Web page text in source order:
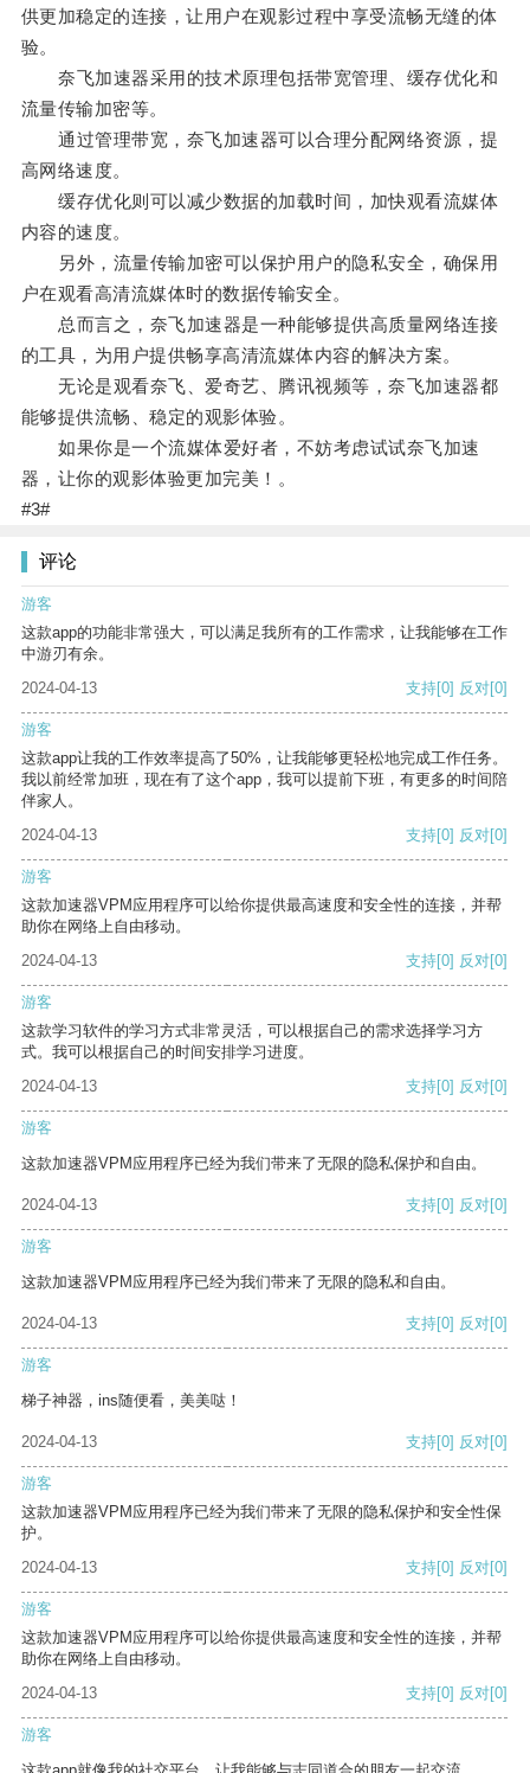
供更加稳定的连接，让用户在观影过程中享受流畅无缝的体
验。
奈飞加速器采用的技术原理包括带宽管理、缓存优化和
流量传输加密等。
通过管理带宽，奈飞加速器可以合理分配网络资源，提
高网络速度。
缓存优化则可以减少数据的加载时间，加快观看流媒体
内容的速度。
另外，流量传输加密可以保护用户的隐私安全，确保用
户在观看高清流媒体时的数据传输安全。
总而言之，奈飞加速器是一种能够提供高质量网络连接
的工具，为用户提供畅享高清流媒体内容的解决方案。
无论是观看奈飞、爱奇艺、腾讯视频等，奈飞加速器都
能够提供流畅、稳定的观影体验。
如果你是一个流媒体爱好者，不妨考虑试试奈飞加速
器，让你的观影体验更加完美！。
#3#
评论
游客
这款app的功能非常强大，可以满足我所有的工作需求，让我能够在工作
中游刃有余。
2024-04-13
支持[0] 反对[0]
游客
这款app让我的工作效率提高了50%，让我能够更轻松地完成工作任务。
我以前经常加班，现在有了这个app，我可以提前下班，有更多的时间陪
伴家人。
2024-04-13
支持[0] 反对[0]
游客
这款加速器VPM应用程序可以给你提供最高速度和安全性的连接，并帮
助你在网络上自由移动。
2024-04-13
支持[0] 反对[0]
游客
这款学习软件的学习方式非常灵活，可以根据自己的需求选择学习方
式。我可以根据自己的时间安排学习进度。
2024-04-13
支持[0] 反对[0]
游客
这款加速器VPM应用程序已经为我们带来了无限的隐私保护和自由。
2024-04-13 支持[0] 反对[0]
游客
这款加速器VPM应用程序已经为我们带来了无限的隐私和自由。
2024-04-13 支持[0] 反对[0]
游客
梯子神器，ins随便看，美美哒！
2024-04-13 支持[0] 反对[0]
游客
这款加速器VPM应用程序已经为我们带来了无限的隐私保护和安全性保
护。
2024-04-13
支持[0] 反对[0]
游客
这款加速器VPM应用程序可以给你提供最高速度和安全性的连接，并帮
助你在网络上自由移动。
2024-04-13
支持[0] 反对[0]
游客